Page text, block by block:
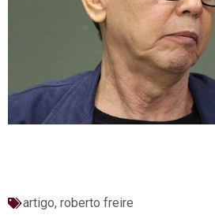
artigo, roberto freire